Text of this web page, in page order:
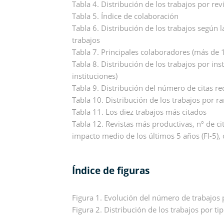
Tabla 4. Distribución de los trabajos por
Tabla 5. Índice de colaboración
Tabla 6. Distribución de los trabajos
trabajos
Tabla 7. Principales colaboradores (más
Tabla 8. Distribución de los trabajos por
instituciones)
Tabla 9. Distribución del número de citas
Tabla 10. Distribución de los trabajos por
Tabla 11. Los diez trabajos más citados
Tabla 12. Revistas más productivas, nº de
impacto medio de los últimos 5 años (FI-
Índice de figuras
Figura 1. Evolución del número de trabajos
Figura 2. Distribución de los trabajos por